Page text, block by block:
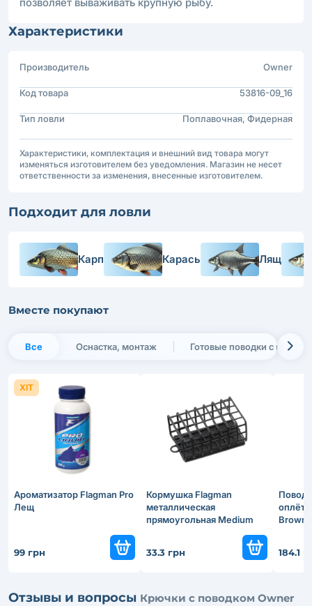
Характеристики
Производитель Owner
Код товара 53816-09_16
Тип ловли Поплавочная, Фидерная
Характеристики, комплектация и внешний вид товара могут
изменяться изготовителем без уведомления. Магазин не несет
ответственности за изменения, внесенные изготовителем.
Подходит для ловли
Карп Карась Лящ
Вместе покупают
Все Оснастка, монтаж Готовые поводки с
ХІТ
Ароматизатор Flagman Pro
Лещ
99 грн
Кормушка Flagman
металлическая
прямоугольная Medium
33.3 грн
Brown
184.1
Отзывы и вопросы Крючки с поводком Owner